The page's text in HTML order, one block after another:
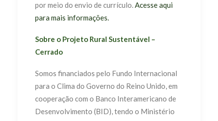
por meio do envio de currículo.Acesse aqui
para mais informações.
Sobre o Projeto Rural Sustentável –
Cerrado
Somos financiados pelo Fundo Internacional
para o Clima do Governo do Reino Unido, em
cooperação com o Banco Interamericano de
Desenvolvimento (BID), tendo o Ministério